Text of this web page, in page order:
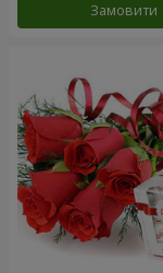
Замовити